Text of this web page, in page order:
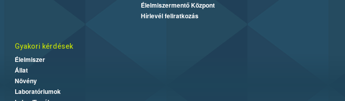
Élelmiszermentő Központ
Hírlevél feliratkozás
Gyakori kérdések
Élelmiszer
Állat
Növény
Laboratóriumok